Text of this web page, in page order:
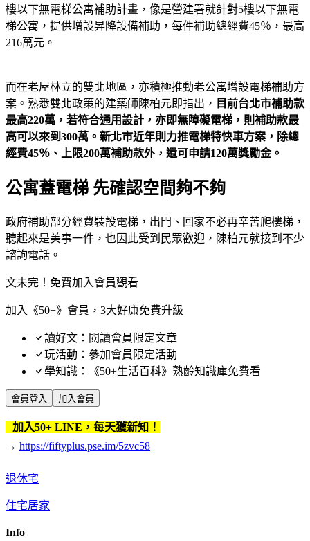
樓以下無電梯公寓補助計畫，像是營建署就針對5樓以下無電
梯公寓，提供增設昇降設備補助，每件補助總經費45％，最高
216萬元。
而在老屋林立的雙北地區，亦積極推動老公寓增設電梯補助方
案。熟悉雙北政策的建築師陳柏元即指出， 目前台北市補助款
最高220萬，若符合通用設計，亦即無障礙電梯，則補助款最
高可以來到300萬。新北市近年則力推電梯特快車方案，除總
經費45％、上限200萬補助款外，還可申請120萬獎勵金。
公寓蓋電梯 先確認空間夠不夠
政府補助部分經費裝設電梯，出門、回家不必再辛苦爬樓梯，
聽起來是美事一件，也因此受到民眾歡迎，陳柏元就接到不少
諮詢電話。
文未完！免費加入會員觀看
加入《50+》會員，3大好康免費升級
讀好文：閱讀會員限定文章
玩活動：參加會員限定活動
學知識：《50+生活百科》熟齡知識庫免費看
會員登入 加入會員
加入50+ LINE，每天獲新知！
→ https://fiftyplus.pse.im/5zvc58
退休宅
住宅居家
Info